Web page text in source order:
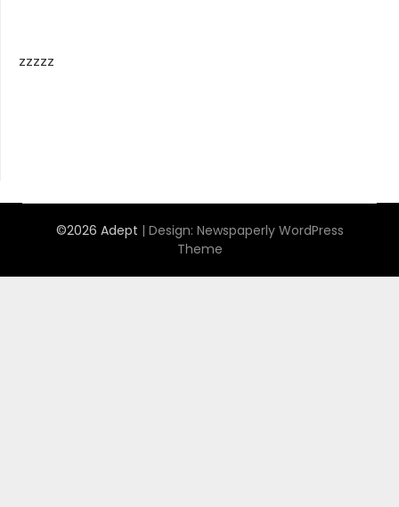
zzzzz
©2026 Adept | Design: Newspaperly WordPress
Theme